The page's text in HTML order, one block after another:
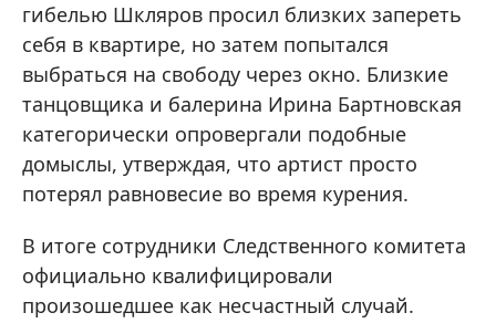
гибелью Шкляров просил близких запереть
себя в квартире, но затем попытался
выбраться на свободу через окно. Близкие
танцовщика и балерина Ирина Бартновская
категорически опровергали подобные
домыслы, утверждая, что артист просто
потерял равновесие во время курения.
В итоге сотрудники Следственного комитета
официально квалифицировали
произошедшее как несчастный случай.